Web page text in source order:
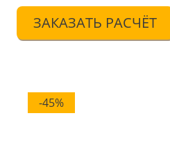
ЗАКАЗАТЬ РАСЧЁТ
-45%